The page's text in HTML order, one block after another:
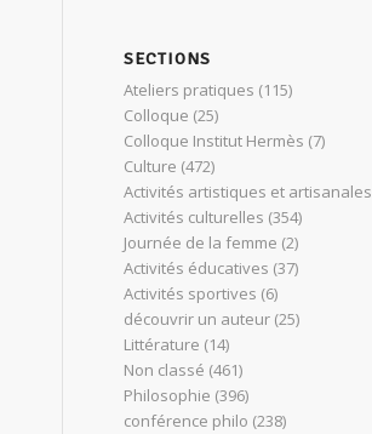
SECTIONS
Ateliers pratiques (115)
Colloque (25)
Colloque Institut Hermès (7)
Culture (472)
Activités artistiques et artisanales
Activités culturelles (354)
Journée de la femme (2)
Activités éducatives (37)
Activités sportives (6)
découvrir un auteur (25)
Littérature (14)
Non classé (461)
Philosophie (396)
conférence philo (238)